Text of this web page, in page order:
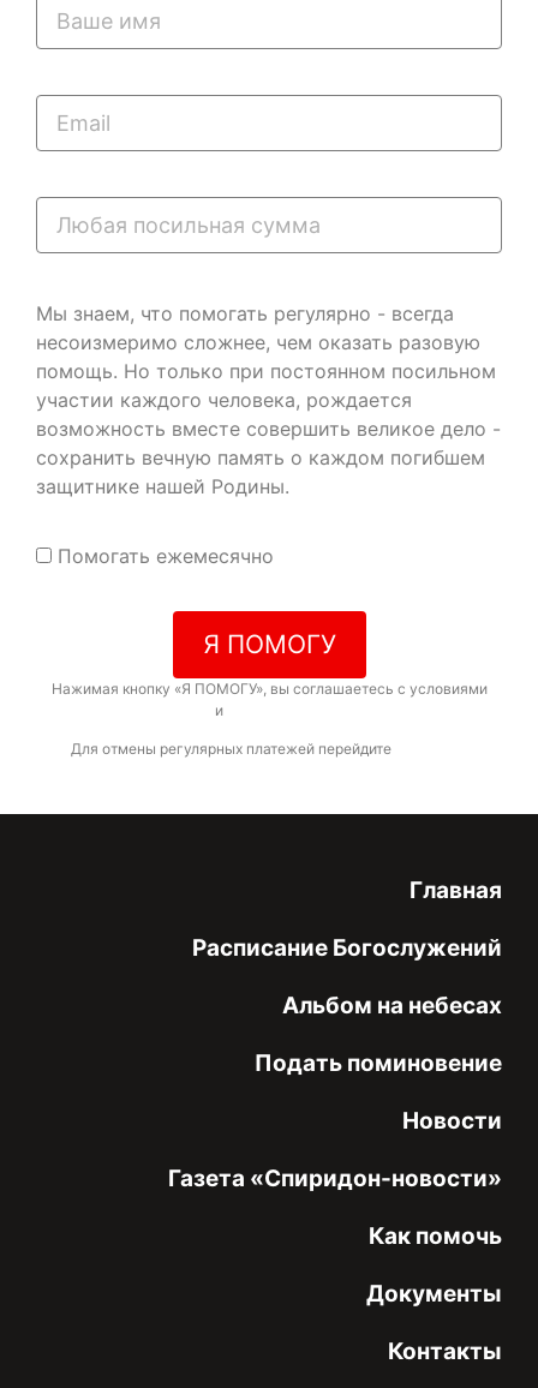
Мы знаем, что помогать регулярно - всегда
несоизмеримо сложнее, чем оказать разовую
помощь. Но только при постоянном посильном
участии каждого человека, рождается
возможность вместе совершить великое дело -
сохранить вечную память о каждом погибшем
защитнике нашей Родины.
Помогать ежемесячно
Я ПОМОГУ
Нажимая кнопку «Я ПОМОГУ», вы соглашаетесь с условиями
и
Для отмены регулярных платежей перейдите
Главная
Расписание Богослужений
Альбом на небесах
Подать поминовение
Новости
Газета «Спиридон-новости»
Как помочь
Документы
Контакты